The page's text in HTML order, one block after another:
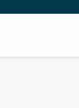
。